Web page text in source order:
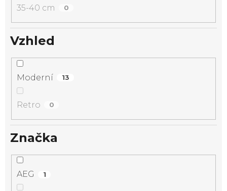
35-40 cm 0
Vzhled
Moderní 13
Retro 0
Značka
AEG 1